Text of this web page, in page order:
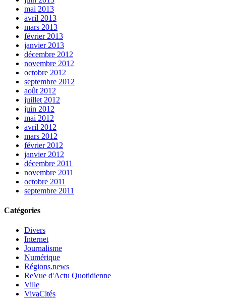
mai 2013
avril 2013
mars 2013
février 2013
janvier 2013
décembre 2012
novembre 2012
octobre 2012
septembre 2012
août 2012
juillet 2012
juin 2012
mai 2012
avril 2012
mars 2012
février 2012
janvier 2012
décembre 2011
novembre 2011
octobre 2011
septembre 2011
Catégories
Divers
Internet
Journalisme
Numérique
Régions.news
ReVue d'Actu Quotidienne
Ville
VivaCités